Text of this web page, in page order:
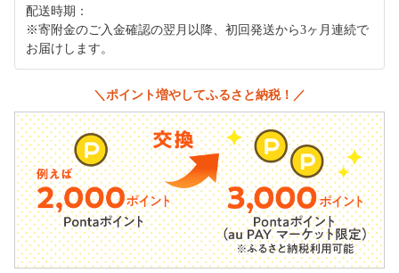
配送時期：
※寄附金のご入金確認の翌月以降、初回発送から3ヶ月連続で
お届けします。
＼ポイント増やしてふるさと納税！／